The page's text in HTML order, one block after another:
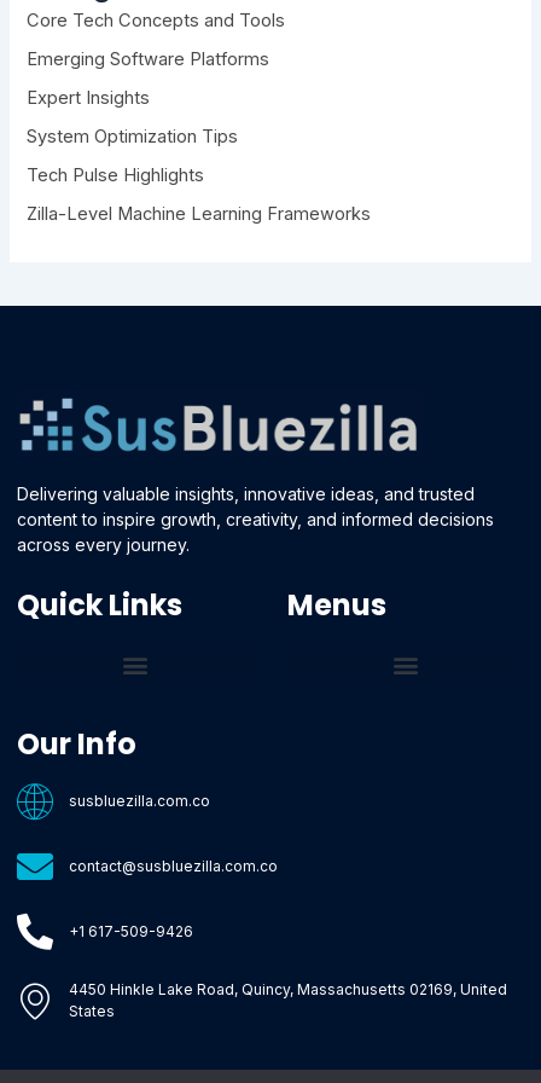
o
r
Core Tech Concepts and Tools
Emerging Software Platforms
Expert Insights
System Optimization Tips
Tech Pulse Highlights
Zilla-Level Machine Learning Frameworks
Delivering valuable insights, innovative ideas, and trusted
content to inspire growth, creativity, and informed decisions
across every journey.
Quick Links Menus
Our Info
susbluezilla.com.co
contact@susbluezilla.com.co
+1 617-509-9426
4450 Hinkle Lake Road, Quincy, Massachusetts 02169, United
States